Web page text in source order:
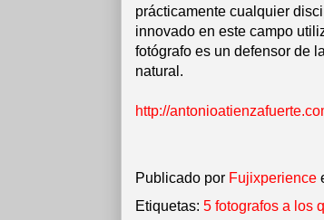
prácticamente cualquier
innovado en este campo
fotógrafo es un defensor de
natural.
http://
Publicado por Fujixperience
Etiquetas: 5 fotografos a los